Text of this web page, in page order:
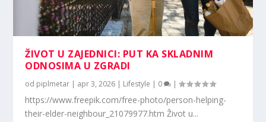
ŽIVOT U ZAJEDNICI: PUT KA SKLADNIM
ODNOSIMA U ZGRADI
od piplmetar | apr 3, 2026 | Lifestyle | 0 |
https://www.freepik.com/free-photo/person-helping-
their-elder-neighbour_21079977.htm Život u...